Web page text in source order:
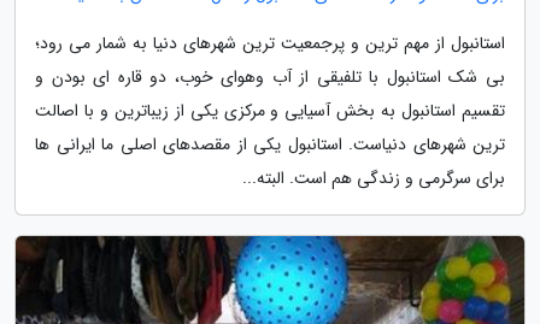
استانبول از مهم ترین و پرجمعیت ترین شهرهای دنیا به شمار می رود؛
بی شک استانبول با تلفیقی از آب وهوای خوب، دو قاره ای بودن و
تقسیم استانبول به بخش آسیایی و مرکزی یکی از زیباترین و با اصالت
ترین شهرهای دنیاست. استانبول یکی از مقصدهای اصلی ما ایرانی ها
برای سرگرمی و زندگی هم است. البته...